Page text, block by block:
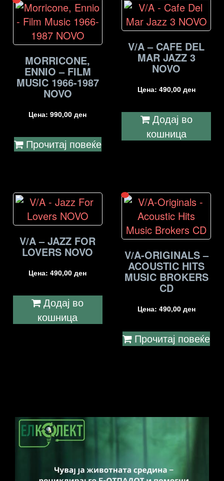
MORRICONE,
ENNIO – FILM
MUSIC 1966-1987
NOVO
Цена:990,00ден
Прочитај повеќе
V/A – CAFE DEL
MAR JAZZ 3
NOVO
Цена: 490,00 ден
Додај во
кошница
V/A – JAZZ FOR
LOVERS NOVO
Цена:490,00ден
Додај во
кошница
V/A-ORIGINALS –
ACOUSTIC HITS
MUSIC BROKERS
CD
Цена: 490,00 ден
Прочитај повеќе